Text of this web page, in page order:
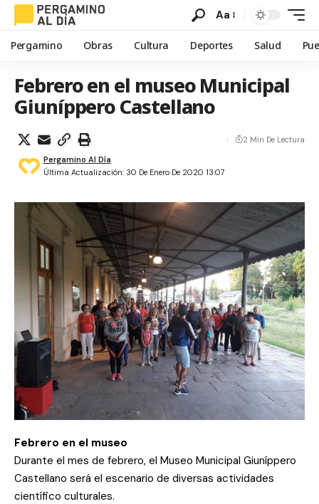
Aa
Pergamino Obras Cultura Deportes Salud
Febrero en el museo Municipal
Giuníppero Castellano
Última Actualización: 30 De Enero De 2020 13:07
Pergamino Al Día
2 Min De Lectura
Febrero en el museo
Durante el mes de febrero, el Museo Municipal Giuníppero
Castellano será el escenario de diversas actividades
científico culturales.